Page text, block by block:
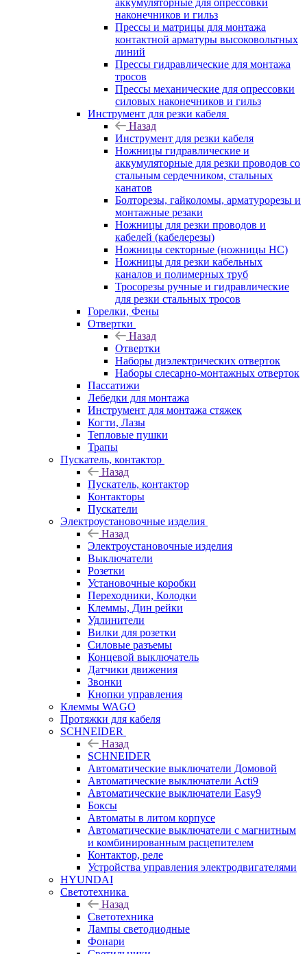
аккумуляторные для опрессовки
наконечников и гильз
Прессы и матрицы для монтажа
контактной арматуры высоковольтных
линий
Прессы гидравлические для монтажа
тросов
Прессы механические для опрессовки
силовых наконечников и гильз
Инструмент для резки кабеля
Назад
Инструмент для резки кабеля
Ножницы гидравлические и
аккумуляторные для резки проводов со
стальным сердечником, стальных
канатов
Болторезы, гайколомы, арматурорезы и
монтажные резаки
Ножницы для резки проводов и
кабелей (кабелерезы)
Ножницы секторные (ножницы НС)
Ножницы для резки кабельных
каналов и полимерных труб
Тросорезы ручные и гидравлические
для резки стальных тросов
Горелки, Фены
Отвертки
Назад
Отвертки
Наборы диэлектрических отверток
Наборы слесарно-монтажных отверток
Пассатижи
Лебедки для монтажа
Инструмент для монтажа стяжек
Когти, Лазы
Тепловые пушки
Трапы
Пускатель, контактор
Назад
Пускатель, контактор
Контакторы
Пускатели
Электроустановочные изделия
Назад
Электроустановочные изделия
Выключатели
Розетки
Установочные коробки
Переходники, Колодки
Клеммы, Дин рейки
Удлинители
Вилки для розетки
Силовые разъемы
Концевой выключатель
Датчики движения
Звонки
Кнопки управления
Клеммы WAGO
Протяжки для кабеля
SCHNEIDER
Назад
SCHNEIDER
Автоматические выключатели Домовой
Автоматические выключатели Acti9
Автоматические выключатели Easy9
Боксы
Автоматы в литом корпусе
Автоматические выключатели с магнитным
и комбинированным расцепителем
Контактор, реле
Устройства управления электродвигателями
HYUNDAI
Светотехника
Назад
Светотехника
Лампы светодиодные
Фонари